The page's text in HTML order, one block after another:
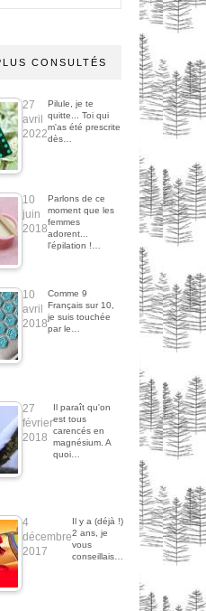
CONSULTÉS
27
avril
2022
Pilule, je te
quitte... Toi qui
m'as été prescrite
dès…
10
juin
2018
Parlons de ce
moment que les
femmes
adorent...
l'épilation !…
10
avril
2018
Comme 9
Français sur 10,
je suis touchée
par le…
27
février
2018
Il paraît qu'on
est tous
carencés en
magnésium. A
quoi…
4
décembre
2017
Il y a (déjà !)
2 ans, je
vous
conseillais…